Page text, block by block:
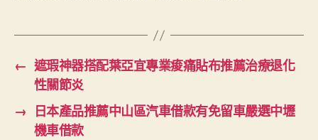
← 遮瑕神器搭配葉亞宜專業痠痛貼布推薦治療退化
性關節炎
→ 日本產品推薦中山區汽車借款有免留車嚴選中壢
機車借款